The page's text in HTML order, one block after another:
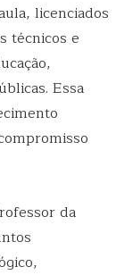
licenciados
técnicos e
Essa
da